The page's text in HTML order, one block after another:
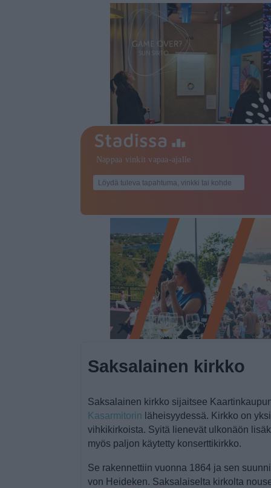
Saksalainen kirkko
Saksalainen kirkko sijaitsee
Kasarmitorin läheisyydessä. Kirkko on
vihkikirkoista. Syitä lienevät ulkonäön
myös paljon käytetty konserttikirkko.
Se rakennettiin vuonna 1864 ja sen
von Heideken. Saksalaiselta kirkolta